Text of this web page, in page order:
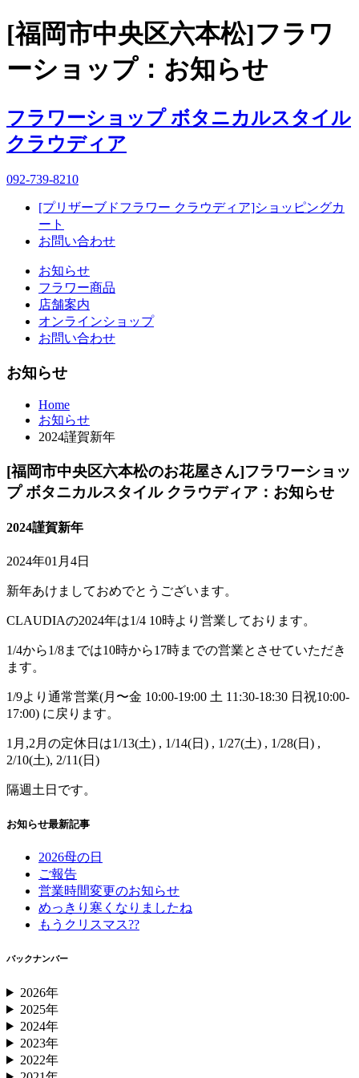
[福岡市中央区六本松]フラワ
ーショップ：お知らせ
フラワーショップ ボタニカルスタイル
クラウディア
092-739-8210
[プリザーブドフラワー クラウディア]ショッピングカ
ート
お問い合わせ
お知らせ
フラワー商品
店舗案内
オンラインショップ
お問い合わせ
お知らせ
Home
お知らせ
2024謹賀新年
[福岡市中央区六本松のお花屋さん]フラワーショッ
プ ボタニカルスタイル クラウディア：お知らせ
2024謹賀新年
2024年01月4日
新年あけましておめでとうございます。
CLAUDIAの2024年は1/4 10時より営業しております。
1/4から1/8までは10時から17時までの営業とさせていただき
ます。
1/9より通常営業(月〜金 10:00-19:00 土 11:30-18:30 日祝10:00-
17:00) に戻ります。
1月,2月の定休日は1/13(土) , 1/14(日) , 1/27(土) , 1/28(日) ,
2/10(土), 2/11(日)
隔週土日です。
お知らせ最新記事
2026母の日
ご報告
営業時間変更のお知らせ
めっきり寒くなりましたね
もうクリスマス??
バックナンバー
2026年
2025年
2024年
2023年
2022年